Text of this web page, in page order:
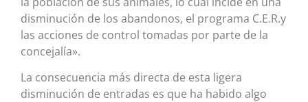
disminución de los abandonos, el programa C.E.R.y
las acciones de control tomadas por parte de la
concejalía».
La consecuencia más directa de esta ligera
disminución de entradas es que ha habido algo